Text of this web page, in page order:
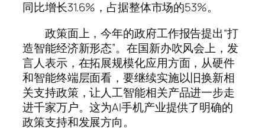
同比增长31.6%，占据整体市场的53%。
政策面上，今年的政府工作报告提出“打
造智能经济新形态”。在国新办吹风会上，发
言人表示，在拓展规模化应用方面，从硬件
和智能终端层面看，要继续实施以旧换新相
关支持政策，让人工智能相关产品进一步走
进千家万户。这为AI手机产业提供了明确的
政策支持和发展方向。